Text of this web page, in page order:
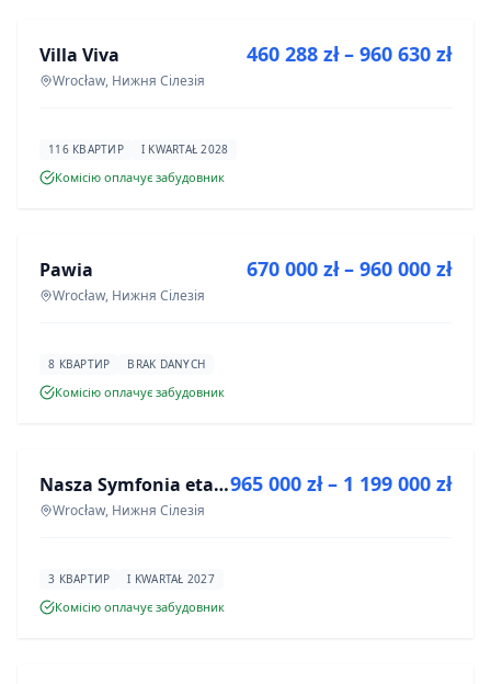
ІНВЕСТИЦІЯ
Villa Viva
Wrocław, Нижня Сілезія
460 288 zł – 960 630 zł
116 КВАРТИР I KWARTAŁ 2028
Комісію оплачує забудовник
ІНВЕСТИЦІЯ
Pawia
Wrocław, Нижня Сілезія
670 000 zł – 960 000 zł
8 КВАРТИР BRAK DANYCH
Комісію оплачує забудовник
ІНВЕСТИЦІЯ Nasza Symfonia etap III
Wrocław, Нижня Сілезія
965 000 zł – 1 199 000 zł
3 КВАРТИР I KWARTAŁ 2027
Комісію оплачує забудовник